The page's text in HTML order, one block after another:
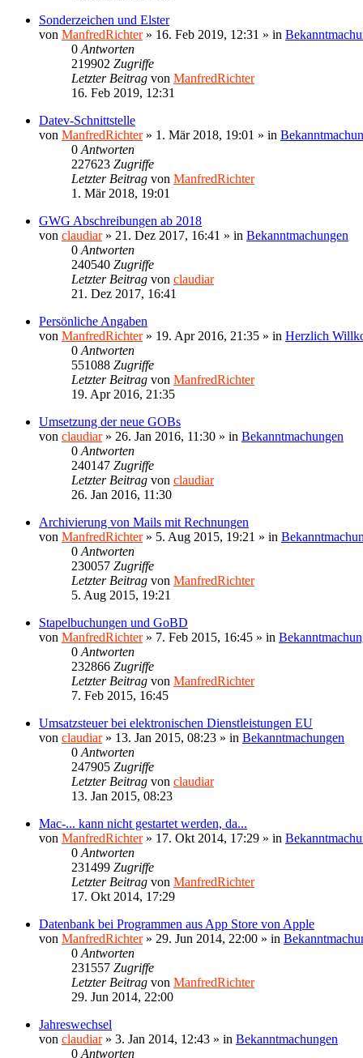
Sonderzeichen und Elster
von ManfredRichter» 16. Feb 2019, 12:31 » in
0 Antworten
219902 Zugriffe
Letzter Beitrag von ManfredRichter
16. Feb 2019, 12:31
Datev-Schnittstelle
von ManfredRichter» 1. Mär 2018, 19:01 » in
0 Antworten
227623 Zugriffe
Letzter Beitrag von ManfredRichter
1. Mär 2018, 19:01
GWG Abschreibungen ab 2018
von claudiar» 21. Dez 2017, 16:41 » in Bekanntmachungen
0 Antworten
240540 Zugriffe
Letzter Beitrag von claudiar
21. Dez 2017, 16:41
Persönliche Angaben
von ManfredRichter» 19. Apr 2016, 21:35 » in Herzlich
0 Antworten
551088 Zugriffe
Letzter Beitrag von ManfredRichter
19. Apr 2016, 21:35
Umsetzung der neue GOBs
von claudiar» 26. Jan 2016, 11:30 » in Bekanntmachungen
0 Antworten
240147 Zugriffe
Letzter Beitrag von claudiar
26. Jan 2016, 11:30
Archivierung von Mails mit Rechnungen
von ManfredRichter» 5. Aug 2015, 19:21 » in
0 Antworten
230057 Zugriffe
Letzter Beitrag von ManfredRichter
5. Aug 2015, 19:21
Stapelbuchungen und GoBD
von ManfredRichter» 7. Feb 2015, 16:45 » in
0 Antworten
232866 Zugriffe
Letzter Beitrag von ManfredRichter
7. Feb 2015, 16:45
Umsatzsteuer bei elektronischen Dienstleistungen EU
von claudiar» 13. Jan 2015, 08:23 » in Bekanntmachungen
0 Antworten
247905 Zugriffe
Letzter Beitrag von claudiar
13. Jan 2015, 08:23
Mac-... kann nicht gestartet werden, da...
von ManfredRichter» 17. Okt 2014, 17:29 » in
0 Antworten
231499 Zugriffe
Letzter Beitrag von ManfredRichter
17. Okt 2014, 17:29
Datenbank bei Programmen aus App Store von Apple
von ManfredRichter» 29. Jun 2014, 22:00 » in
0 Antworten
231557 Zugriffe
Letzter Beitrag von ManfredRichter
29. Jun 2014, 22:00
Jahreswechsel
von claudiar» 3. Jan 2014, 12:43 » in Bekanntmachungen
0 Antworten